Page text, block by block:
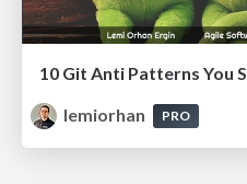
10 Git Anti Patterns You
lemiorhan
PRO